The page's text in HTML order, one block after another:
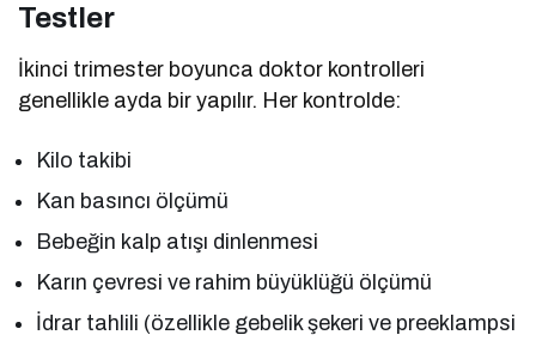
Testler
İkinci trimester boyunca doktor kontrolleri
genellikle ayda bir yapılır. Her kontrolde:
Kilo takibi
Kan basıncı ölçümü
Bebeğin kalp atışı dinlenmesi
Karın çevresi ve rahim büyüklüğü ölçümü
İdrar tahlili (özellikle gebelik şekeri ve preeklampsi